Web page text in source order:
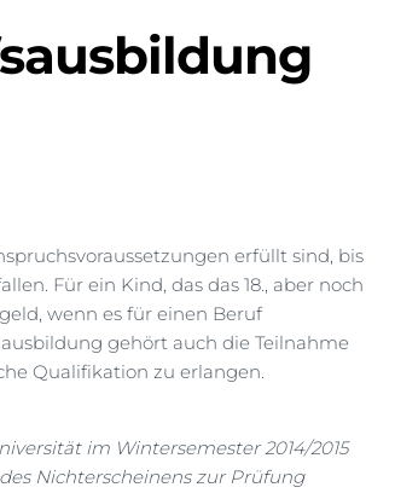
erfüllt sind, bis
Für ein Kind, das das 18., aber noch
wenn es für einen Beruf
gehört auch die Teilnahme
Qualifikation zu erlangen.
im Wintersemester 2014/2015
Nichterscheinens zur Prüfung